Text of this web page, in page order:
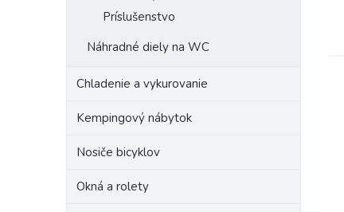
Príslušenstvo
Náhradné diely na WC
Chladenie a vykurovanie
Kempingový nábytok
Nosiče bicyklov
Okná a rolety